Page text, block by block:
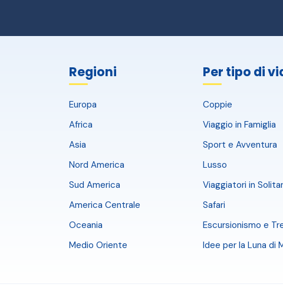
Regioni
Europa
Africa
Asia
Nord America
Sud America
America Centrale
Oceania
Medio Oriente
Per tipo di
Coppie
Viaggio in Famiglia
Sport e Avventura
Lusso
Viaggiatori in
Safari
Escursionismo e
Idee per la Luna di